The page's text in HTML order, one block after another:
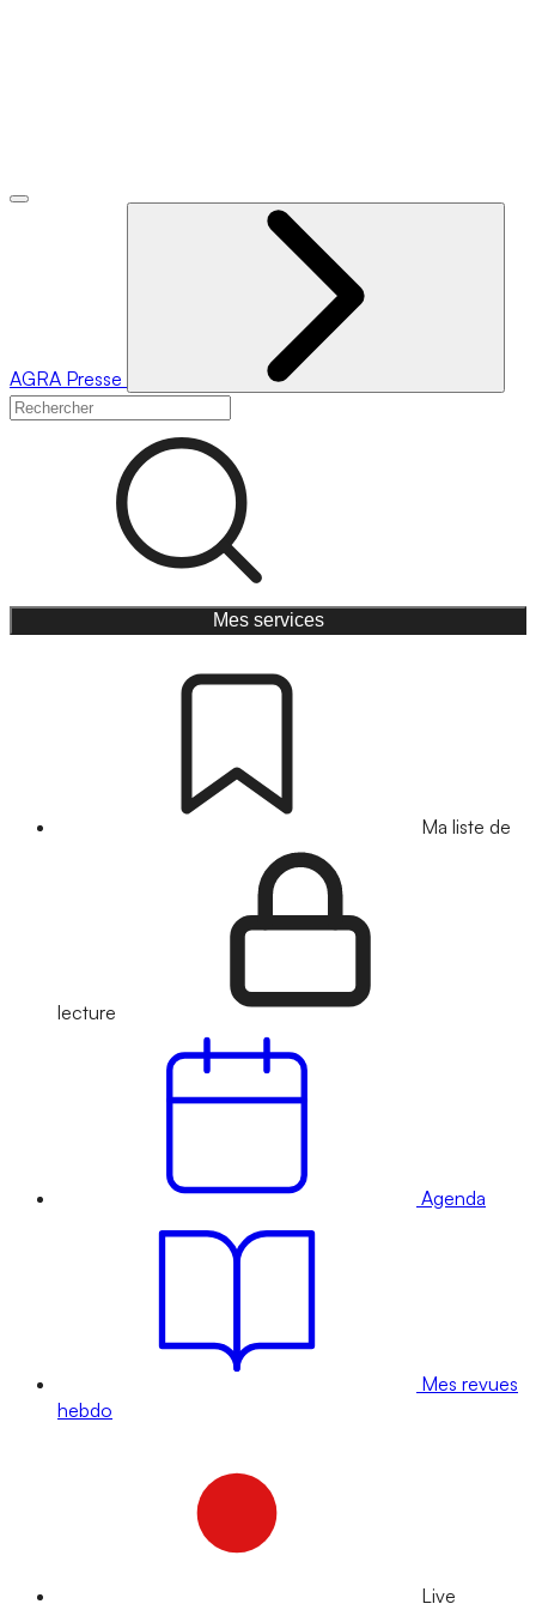
AGRA Presse
Mes services
Ma liste de
lecture
Agenda
Mes revues
hebdo
Live